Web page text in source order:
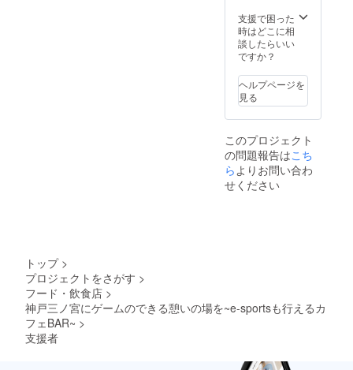
ハード2
台ず
つ） ・
ソフト
に限る
（カ
セッ
ト、
Steam
など。
省ス
ペース
であれ
用状況
により
支援で困った
時はどこに相
談したらいい
ですか？
ヘルプページを
見る
このプロジェクト
の問題報告はこち
ら よりお問い合わ
せください
トップ >
プロジェクトをさがす >
フード・飲食店 >
神戸三ノ宮にゲームのできる憩いの場を~e-sportsも行えるカ
フェBAR~ >
支援者